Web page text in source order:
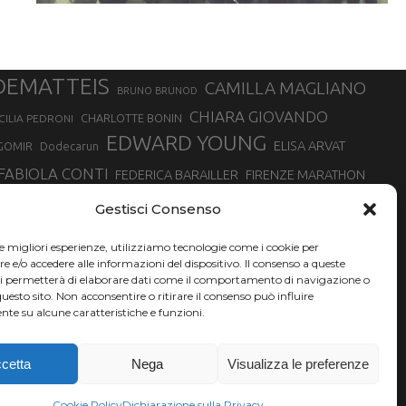
Gestisci Consenso
migliori esperienze, utilizziamo tecnologie come i cookie per
e/o accedere alle informazioni del dispositivo. Il consenso a queste
permetterà di elaborare dati come il comportamento di navigazione o
sito. Non acconsentire o ritirare il consenso può influire
su alcune caratteristiche e funzioni.
Nega Visualizza le preferenze
BRUNO BRUNOD CAMILLA MAGLIANO
PEDRONI CHARLOTTE BONIN CHIARA GIOVANDO
Dodecarun EDWARD YOUNG ELISA ARVAT
FABIOLA CONTI FEDERICA BARAILLER FIRENZE MARATHON
GIOVANNA EPIS GIULIANO CAVALLO
DI TORINO MARATONINA MARCELLA BELLETTI MARCO OLMO
MONVISO VERTICAL RACE NADIA BATTOCLETTI
BONALDI SILVIA RAMPAZZO
CHEVRIER YEMAN CRIPPA